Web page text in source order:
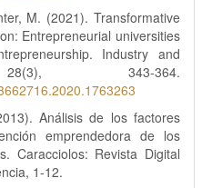
M. (2021). Transformative
Entrepreneurial universities
Industry and
343-364.
Análisis de los factores
emprendedora de los
Caracciolos: Revista Digital
1-12.